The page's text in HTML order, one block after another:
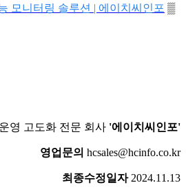
모니터링 솔루션 | 에이치씨인포 ▒
영 고도화 전문 회사 '에이치씨인포'
영업문의 hcsales@hcinfo.co.kr
최종수정일자2024.11.13